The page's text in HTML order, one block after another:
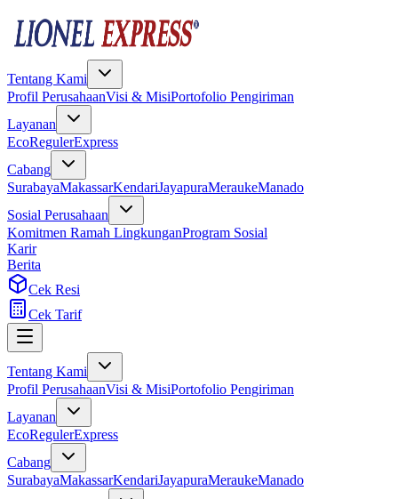
Tentang Kami
Profil PerusahaanVisi & MisiPortofolio Pengiriman
Layanan
EcoRegulerExpress
Cabang
SurabayaMakassarKendariJayapuraMeraukeManado
Sosial Perusahaan
Komitmen Ramah LingkunganProgram Sosial
Karir
Berita
Cek Resi
Cek Tarif
Tentang Kami
Profil PerusahaanVisi & MisiPortofolio Pengiriman
Layanan
EcoRegulerExpress
Cabang
SurabayaMakassarKendariJayapuraMeraukeManado